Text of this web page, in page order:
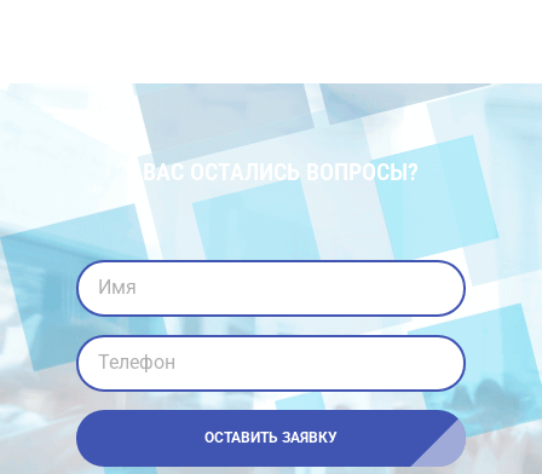
У ВАС ОСТАЛИСЬ ВОПРОСЫ?
Имя
Телефон
ОСТАВИТЬ ЗАЯВКУ